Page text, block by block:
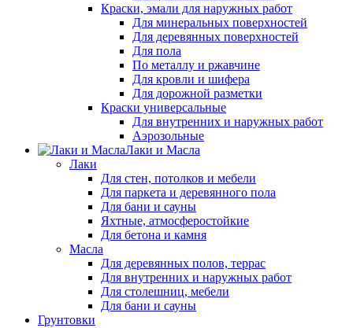
Краски, эмали для наружных работ
Для минеральных поверхностей
Для деревянных поверхностей
Для пола
По металлу и ржавчине
Для кровли и шифера
Для дорожной разметки
Краски универсальные
Для внутренних и наружных работ
Аэрозольные
Лаки и Масла
Лаки
Для стен, потолков и мебели
Для паркета и деревянного пола
Для бани и сауны
Яхтные, атмосферостойкие
Для бетона и камня
Масла
Для деревянных полов, террас
Для внутренних и наружных работ
Для столешниц, мебели
Для бани и сауны
Грунтовки